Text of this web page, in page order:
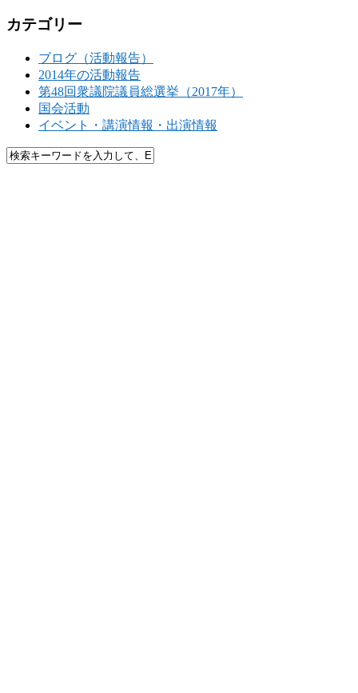
カテゴリー
ブログ（活動報告）
2014年の活動報告
第48回衆議院議員総選挙（2017年）
国会活動
イベント・講演情報・出演情報